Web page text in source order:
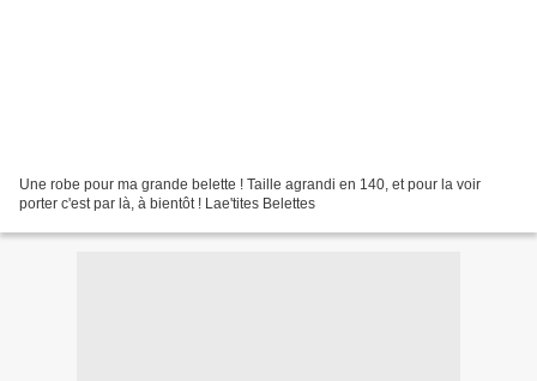
Une robe pour ma grande belette ! Taille agrandi en 140, et pour la voir
porter c'est par là, à bientôt ! Lae'tites Belettes